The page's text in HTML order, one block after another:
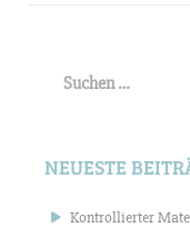
nach:
NEUESTE
Kontrollierter